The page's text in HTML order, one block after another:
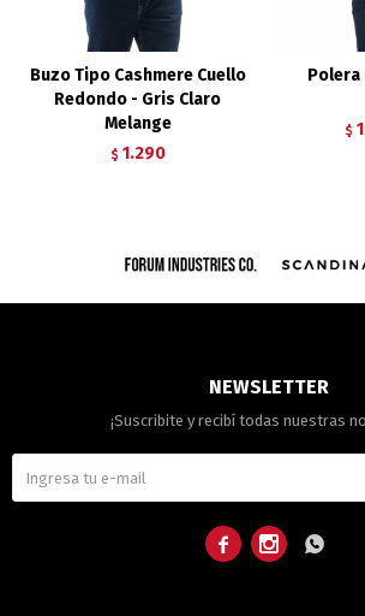
Buzo Tipo Cashmere Cuello
Redondo - Gris Claro
Melange
$ 1.290
Polera
$
NEWSLETTER
¡Suscribite y recibí todas nuestras
  